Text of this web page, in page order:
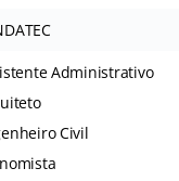
Administrativo
Civil